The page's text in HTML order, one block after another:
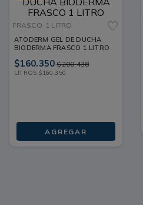
FRASCO 1 LITRO
ATODERM GEL DE DUCHA
BIODERMA FRASCO 1 LITRO
$160.350 $200.438
LITROS $160.350
AGREGAR